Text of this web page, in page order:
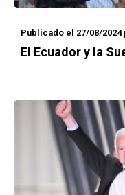
Publicado el 27/08/2024
El Ecuador y la